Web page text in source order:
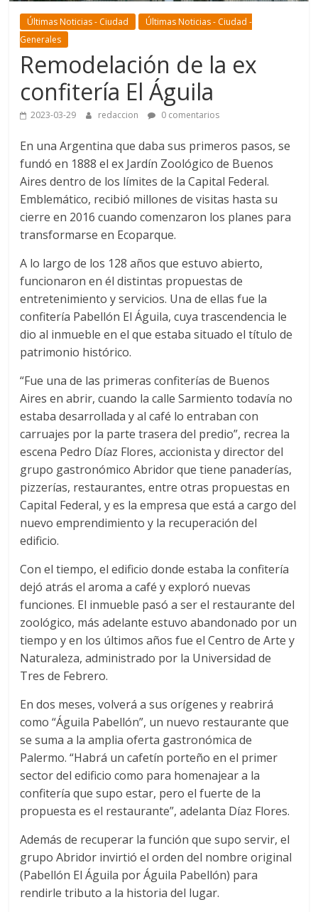
Últimas Noticias - Ciudad
Últimas Noticias - Ciudad -
Generales
Remodelación de la ex
confitería El Águila
2023-03-29 redaccion 0 comentarios
En una Argentina que daba sus primeros pasos, se
fundó en 1888 el ex Jardín Zoológico de Buenos
Aires dentro de los límites de la Capital Federal.
Emblemático, recibió millones de visitas hasta su
cierre en 2016 cuando comenzaron los planes para
transformarse en Ecoparque.
A lo largo de los 128 años que estuvo abierto,
funcionaron en él distintas propuestas de
entretenimiento y servicios. Una de ellas fue la
confitería Pabellón El Águila, cuya trascendencia le
dio al inmueble en el que estaba situado el título de
patrimonio histórico.
“Fue una de las primeras confiterías de Buenos
Aires en abrir, cuando la calle Sarmiento todavía no
estaba desarrollada y al café lo entraban con
carruajes por la parte trasera del predio”, recrea la
escena Pedro Díaz Flores, accionista y director del
grupo gastronómico Abridor que tiene panaderías,
pizzerías, restaurantes, entre otras propuestas en
Capital Federal, y es la empresa que está a cargo del
nuevo emprendimiento y la recuperación del
edificio.
Con el tiempo, el edificio donde estaba la confitería
dejó atrás el aroma a café y exploró nuevas
funciones. El inmueble pasó a ser el restaurante del
zoológico, más adelante estuvo abandonado por un
tiempo y en los últimos años fue el Centro de Arte y
Naturaleza, administrado por la Universidad de
Tres de Febrero.
En dos meses, volverá a sus orígenes y reabrirá
como “Águila Pabellón”, un nuevo restaurante que
se suma a la amplia oferta gastronómica de
Palermo. “Habrá un cafetín porteño en el primer
sector del edificio como para homenajear a la
confitería que supo estar, pero el fuerte de la
propuesta es el restaurante”, adelanta Díaz Flores.
Además de recuperar la función que supo servir, el
grupo Abridor invirtió el orden del nombre original
(Pabellón El Águila por Águila Pabellón) para
rendirle tributo a la historia del lugar.